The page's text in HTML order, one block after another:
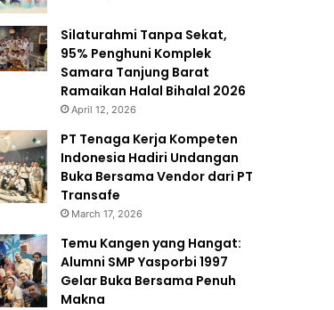
Silaturahmi Tanpa Sekat,
95% Penghuni Komplek
Samara Tanjung Barat
Ramaikan Halal Bihalal 2026
April 12, 2026
PT Tenaga Kerja Kompeten
Indonesia Hadiri Undangan
Buka Bersama Vendor dari PT
Transafe
March 17, 2026
Temu Kangen yang Hangat:
Alumni SMP Yasporbi 1997
Gelar Buka Bersama Penuh
Makna